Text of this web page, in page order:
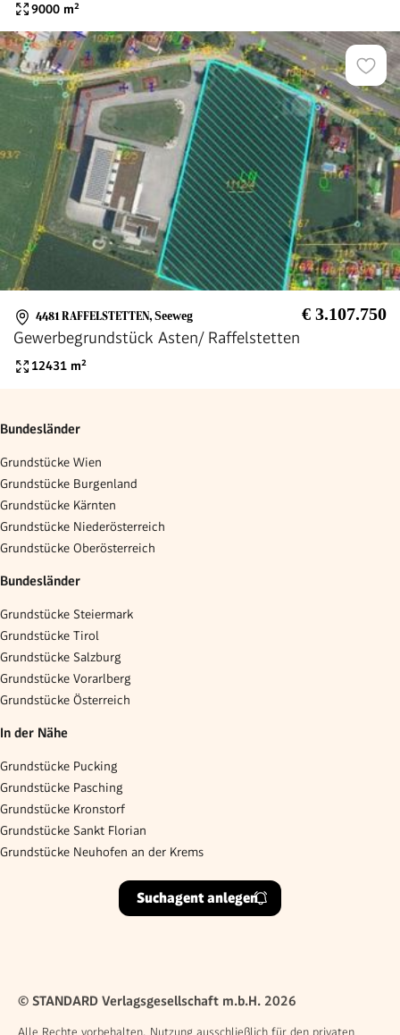
9000 m²
4481 RAFFELSTETTEN, Seeweg € 3.107.750
Gewerbegrundstück Asten/ Raffelstetten
12431 m²
Bundesländer
Grundstücke Wien
Grundstücke Burgenland
Grundstücke Kärnten
Grundstücke Niederösterreich
Grundstücke Oberösterreich
Bundesländer
Grundstücke Steiermark
Grundstücke Tirol
Grundstücke Salzburg
Grundstücke Vorarlberg
Grundstücke Österreich
In der Nähe
Grundstücke Pucking
Grundstücke Pasching
Grundstücke Kronstorf
Grundstücke Sankt Florian
Grundstücke Neuhofen an der Krems
Suchagent anlegen
© STANDARD Verlagsgesellschaft m.b.H. 2026
Alle Rechte vorbehalten. Nutzung ausschließlich für den privaten